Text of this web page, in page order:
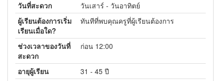
วันที่สะดวก
วันเสาร์ - วันอาทิตย์
ผู้เรียนต้องการเริ่ม
เรียนเมื่อใด?
ทันทีที่พบคุณครูที่ผู้เรียนต้องการ
ช่วงเวลาของวันที่
สะดวก
ก่อน 12:00
อายุผู้เรียน
31 - 45 ปี